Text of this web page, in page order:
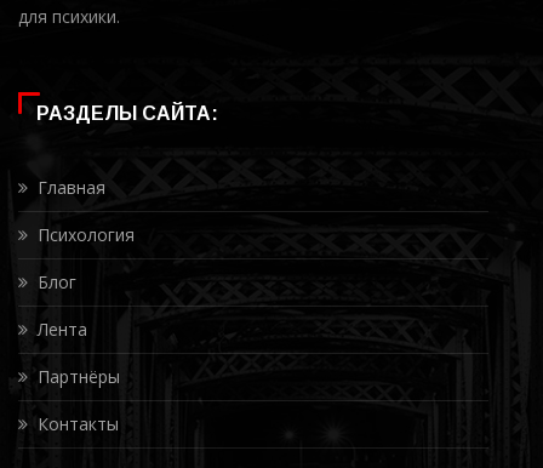
для психики.
РАЗДЕЛЫ САЙТА:
Главная
Психология
Блог
Лента
Партнёры
Контакты